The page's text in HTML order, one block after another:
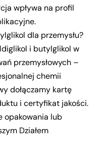
wpływa na profil
dla przemysłu?
i butylglikol w
przemysłowych –
chemii
dołączamy kartę
i certyfikat jakości.
opakowania lub
Działem